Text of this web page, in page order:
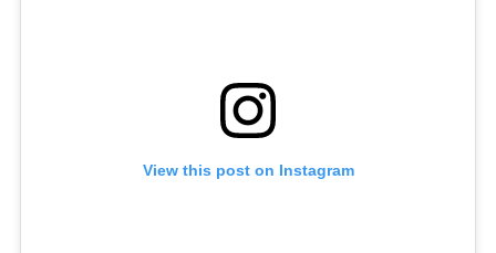
View this post on Instagram